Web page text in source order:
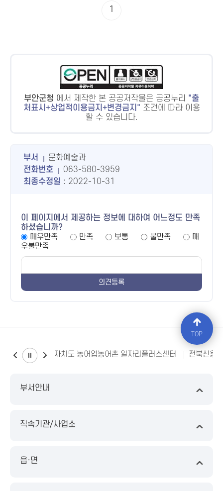
1
부안군청 에서 제작한 본 공공저작물은 공공누리
출
처표시+상업적이용금지+변경금지
조건에 따라 이용
할 수 있습니다.
부서
문화예술과
전화번호
063-580-3959
최종수정일 : 2022-10-31
이 페이지에서 제공하는 정보에 대하여 어느정도 만족
하셨습니까?
매우만족
만족 보통 불만족
매
우불만족
전북특별자치도 농어업농어촌 일자리플러스센터 전북신용
부서안내
직속기관/사업소
읍·면
TOP